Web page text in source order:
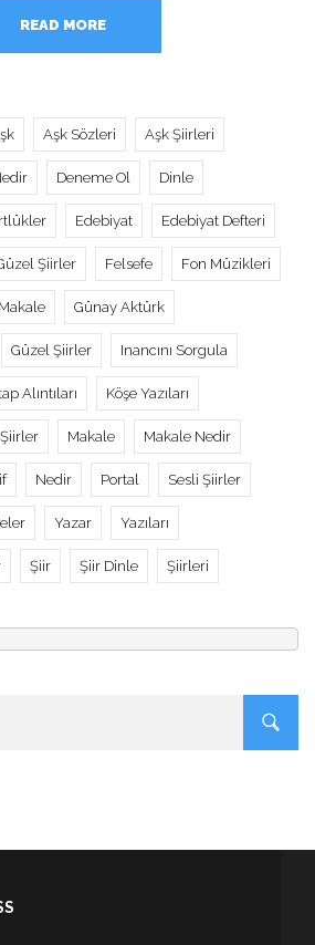
READ MORE
Aşk Sözleri Aşk Şiirleri
Deneme Ol Dinle
Edebiyat Edebiyat Defteri
Şiirler Felsefe Fon Müzikleri
Günay Aktürk
Güzel Şiirler Inancını Sorgula
Alıntıları Köşe Yazıları
Şiirler Makale Makale Nedir
Nedir Portal Sesli Şiirler
Yazar Yazıları
Şiir Şiir Dinle Şiirleri